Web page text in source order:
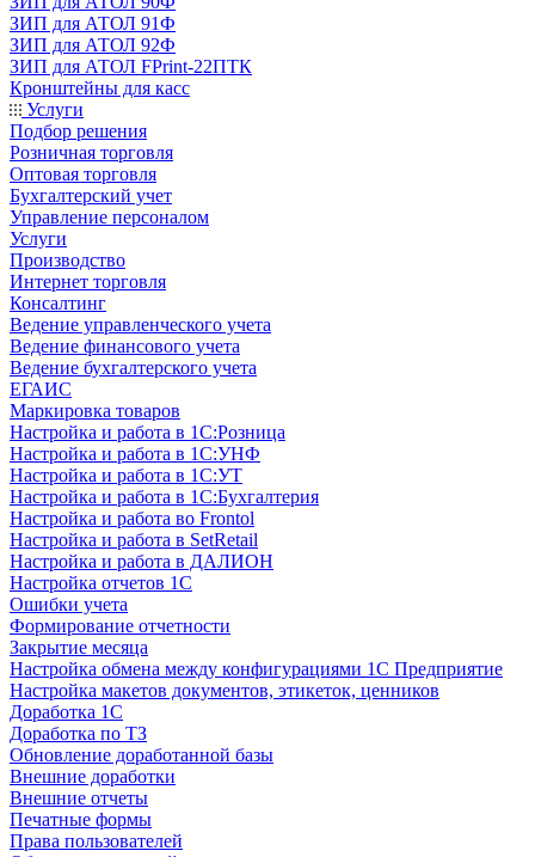
ЗИП для АТОЛ 91Ф
ЗИП для АТОЛ 92Ф
ЗИП для АТОЛ FPrint-22ПТК
Кронштейны для касс
Услуги
Подбор решения
Розничная торговля
Оптовая торговля
Бухгалтерский учет
Управление персоналом
Услуги
Производство
Интернет торговля
Консалтинг
Ведение управленческого учета
Ведение финансового учета
Ведение бухгалтерского учета
ЕГАИС
Маркировка товаров
Настройка и работа в 1С:Розница
Настройка и работа в 1С:УНФ
Настройка и работа в 1С:УТ
Настройка и работа в 1С:Бухгалтерия
Настройка и работа во Frontol
Настройка и работа в SetRetail
Настройка и работа в ДАЛИОН
Настройка отчетов 1С
Ошибки учета
Формирование отчетности
Закрытие месяца
Настройка обмена между конфигурациями 1С Предприятие
Настройка макетов документов, этикеток, ценников
Доработка 1С
Доработка по ТЗ
Обновление доработанной базы
Внешние доработки
Внешние отчеты
Печатные формы
Права пользователей